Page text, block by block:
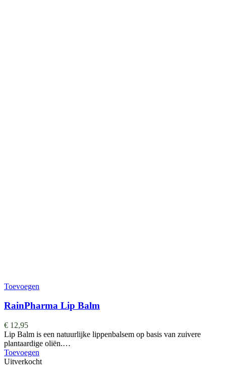
Toevoegen
RainPharma Lip Balm
€ 12,95
Lip Balm is een natuurlijke lippenbalsem op basis van zuivere
plantaardige oliën.…
Toevoegen
Uitverkocht